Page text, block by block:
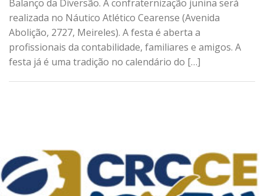
Balanço da Diversão. A confraternização junina será
realizada no Náutico Atlético Cearense (Avenida
Abolição, 2727, Meireles). A festa é aberta a
profissionais da contabilidade, familiares e amigos. A
festa já é uma tradição no calendário do […]